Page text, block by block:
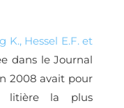
Hessel E.F. et
dans le Journal
2008 avait pour
litière la plus